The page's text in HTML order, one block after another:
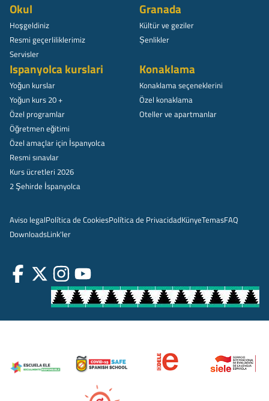
Okul
Hoşgeldiniz
Resmi geçerliliklerimiz
Servisler
Granada
Kültür ve geziler
Șenlikler
Ispanyolca kurslari
Yoğun kurslar
Yoğun kurs 20 +
Özel programlar
Öğretmen eğitimi
Özel amaçlar için İspanyolca
Resmi sınavlar
Kurs ücretleri 2026
2 Şehirde İspanyolca
Konaklama
Konaklama seçeneklerini
Özel konaklama
Oteller ve apartmanlar
Aviso legalPolítica de CookiesPolítica de PrivacidadKünyeTemasFAQ
DownloadsLink'ler